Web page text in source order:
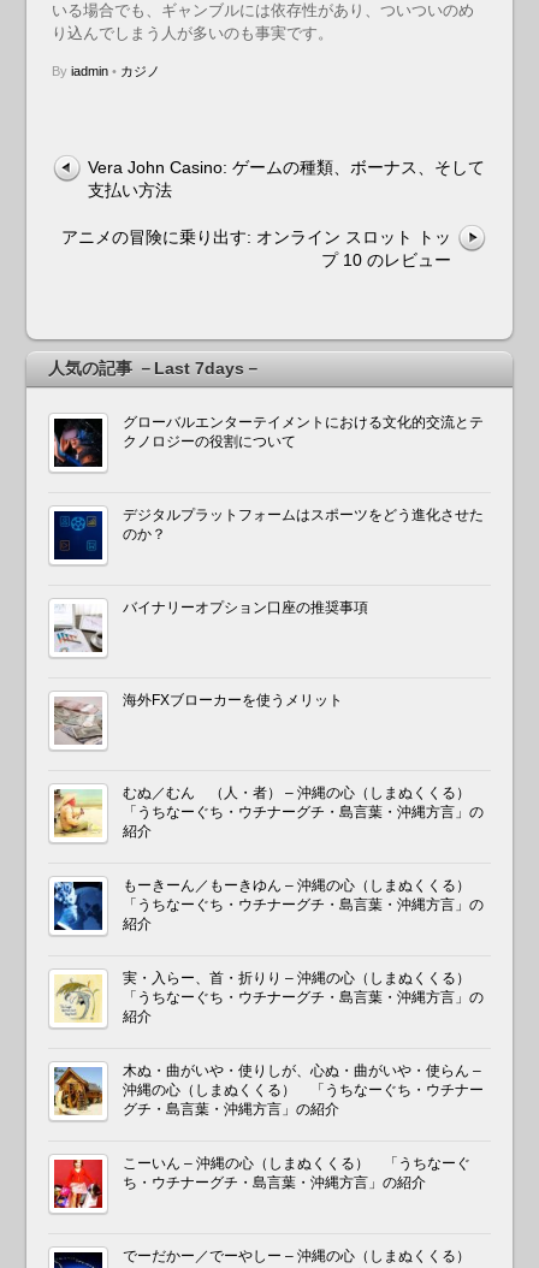
いる場合でも、ギャンブルには依存性があり、ついついのめ
り込んでしまう人が多いのも事実です。
By iadmin• カジノ
Vera John Casino: ゲームの種類、ボーナス、そして
支払い方法
アニメの冒険に乗り出す: オンライン スロット トッ
プ 10 のレビュー
人気の記事 －Last 7days－
グローバルエンターテイメントにおける文化的交流とテ
クノロジーの役割について
デジタルプラットフォームはスポーツをどう進化させた
のか？
バイナリーオプション口座の推奨事項
海外FXブローカーを使うメリット
むぬ／むん （人・者） – 沖縄の心（しまぬくくる）
「うちなーぐち・ウチナーグチ・島言葉・沖縄方言」の
紹介
もーきーん／もーきゆん – 沖縄の心（しまぬくくる）
「うちなーぐち・ウチナーグチ・島言葉・沖縄方言」の
紹介
実・入らー、首・折りり – 沖縄の心（しまぬくくる）
「うちなーぐち・ウチナーグチ・島言葉・沖縄方言」の
紹介
木ぬ・曲がいや・使りしが、心ぬ・曲がいや・使らん –
沖縄の心（しまぬくくる） 「うちなーぐち・ウチナー
グチ・島言葉・沖縄方言」の紹介
こーいん – 沖縄の心（しまぬくくる） 「うちなーぐ
ち・ウチナーグチ・島言葉・沖縄方言」の紹介
でーだかー／でーやしー – 沖縄の心（しまぬくくる）